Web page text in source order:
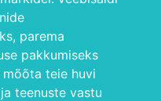
, parema
pakkumiseks
teie huvi
teenuste vastu